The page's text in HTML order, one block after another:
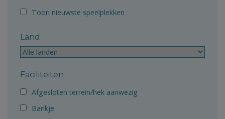
Toon nieuwste speelplekken
Land
Faciliteiten
Afgesloten terrein/hek aanwezig
Bankje